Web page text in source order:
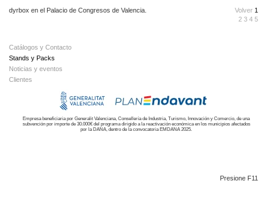
dyrbox en el Palacio de Congresos de Valencia. Volver 1
2 3 4 5
Catálogos y Contacto
Stands y Packs
Noticias y eventos
Clientes
Empresa beneficiaria por Generalit Valenciana, Consellería de Industria, Turismo, Innovación y Comercio, de una
subvención por importe de 30.000€ del programa dirigido a la reactivación económica en los municipios afectados
por la DANA, dentro de la convocatoria EMDANA 2025.
Presione F11